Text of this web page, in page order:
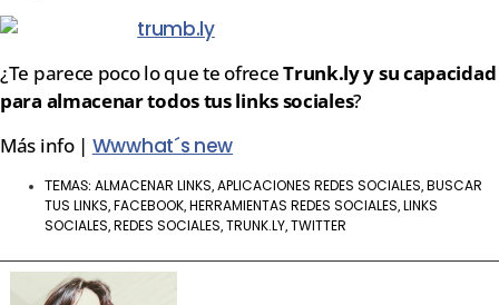
¿Te parece poco lo que te ofreceTrunk.ly y su capacidad
para almacenar todos tus links sociales?
Más info | Wwwhat´s new
TEMAS: ALMACENAR LINKS, APLICACIONES REDES SOCIALES, BUSCAR
TUS LINKS, FACEBOOK, HERRAMIENTAS REDES SOCIALES, LINKS
SOCIALES, REDES SOCIALES, TRUNK.LY, TWITTER